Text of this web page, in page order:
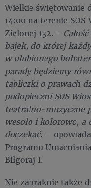
Wielkie świętowanie
14:00 na terenie SOS
Zielonej 132. -
bajek, do której
w ulubionego
parady będziemy
tabliczki o prawach
podopieczni SOS
teatralno-muzyczne
wesoło i kolorowo, a
doczekać. –
Programu
Biłgoraj I.
Nie zabraknie także